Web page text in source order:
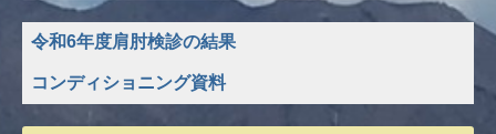
令和6年度肩肘検診の結果
コンディショニング資料